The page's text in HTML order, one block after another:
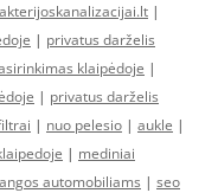
|
| privatus darželis
klaipėdoje |
| privatus darželis
| nuo pelesio | aukle |
| mediniai
automobiliams | seo